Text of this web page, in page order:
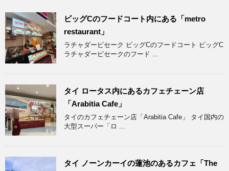
ビッグCのフードコート内にある「metro
restaurant」
ラチャダーピセーク ビッグCのフードコート ビッグC
ラチャダーピセークのフード ...
タイ ロータス内にあるカフェチェーン店
「Arabitia Cafe」
タイのカフェチェーン店「Arabitia Cafe」 タイ国内の
大型スーパー「ロ ...
タイ ノーンカーイの蓮池のあるカフェ「The